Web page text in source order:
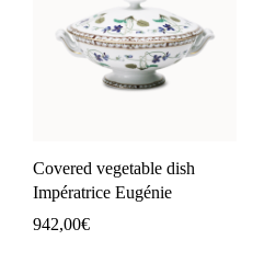
Covered vegetable dish
Impératrice Eugénie
942,00€